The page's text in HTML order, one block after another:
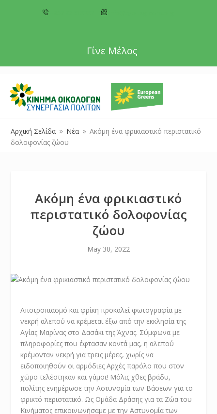
Γίνε Μέλος
Αρχική Σελίδα 9 Νέα 9 Ακόμη ένα φρικιαστικό περιστατικό
δολοφονίας ζώου
Ακόμη ένα φρικιαστικό
περιστατικό δολοφονίας
ζώου
May 30, 2022
Αποτροπιασμό και φρίκη προκαλεί φωτογραφία με
νεκρή αλεπού να κρέμεται έξω από την εκκλησία της
Αγίας Μαρίνας στο Δασάκι της Άχνας. Σύμφωνα με
πληροφορίες που έφτασαν κοντά μας, η αλεπού
κρέμονταν νεκρή για τρεις μέρες, χωρίς να
ειδοποιηθούν οι αρμόδιες Αρχές παρόλο που στον
χώρο τελέστηκαν και γάμοι! Μόλις χθες βράδυ,
πολίτης ενημέρωσε την Αστυνομία των Βάσεων για το
φρικτό περιστατικό. Ως Ομάδα Δράσης για τα Ζώα του
Κινήματος επικοινωνήσαμε με την Αστυνομία των